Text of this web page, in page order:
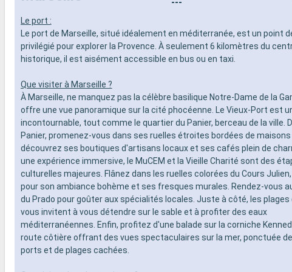
Le port :
Le port de Marseille, situé idéalement en méditerranée, est un point
privilégié pour explorer la Provence. À seulement 6 kilomètres du
historique, il est aisément accessible en bus ou en taxi.
Que visiter à Marseille ?
À Marseille, ne manquez pas la célèbre basilique Notre-Dame de la
offre une vue panoramique sur la cité phocéenne. Le Vieux-Port est
incontournable, tout comme le quartier du Panier, berceau de la ville.
Panier, promenez-vous dans ses ruelles étroites bordées de
découvrez ses boutiques d'artisans locaux et ses cafés plein de
une expérience immersive, le MuCEM et la Vieille Charité sont des
culturelles majeures. Flânez dans les ruelles colorées du Cours
pour son ambiance bohème et ses fresques murales. Rendez-vous
du Prado pour goûter aux spécialités locales. Juste à côté, les plages
vous invitent à vous détendre sur le sable et à profiter des eaux
méditerranéennes. Enfin, profitez d'une balade sur la corniche
route côtière offrant des vues spectaculaires sur la mer, ponctuée
ports et de plages cachées.